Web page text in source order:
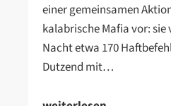
einer gemeinsamen
kalabrische Mafia vor:
Nacht etwa 170
Dutzend mit…